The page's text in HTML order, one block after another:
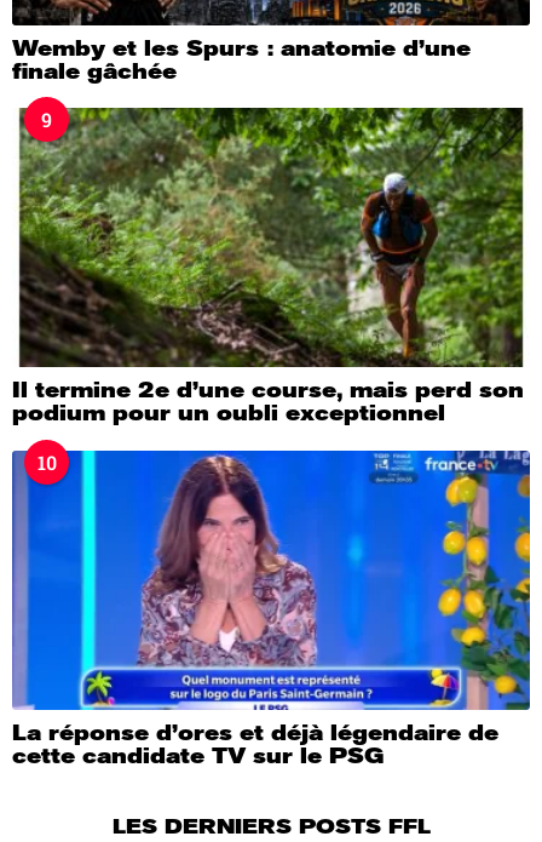
Wemby et les Spurs : anatomie d’une
finale gâchée
9
Il termine 2e d’une course, mais perd son
podium pour un oubli exceptionnel
10
La réponse d’ores et déjà légendaire de
cette candidate TV sur le PSG
LES DERNIERS POSTS FFL